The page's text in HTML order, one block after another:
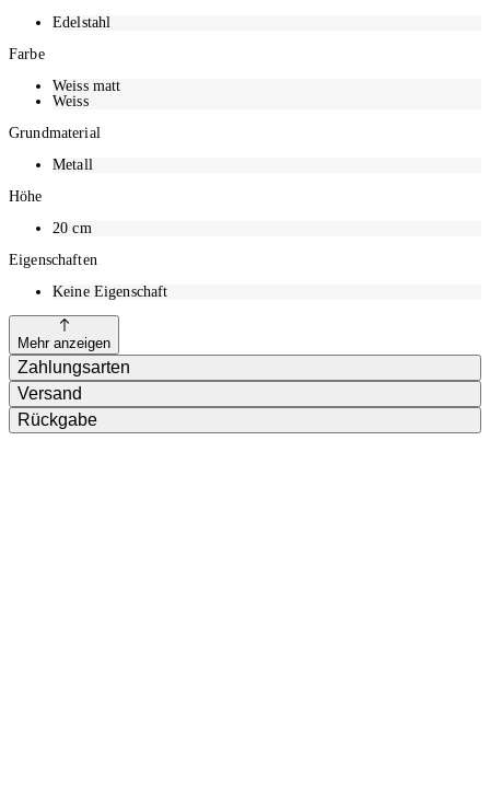
Edelstahl
Farbe
Weiss matt
Weiss
Grundmaterial
Metall
Höhe
20cm
Eigenschaften
Keine Eigenschaft
Mehr anzeigen
Zahlungsarten
Versand
Rückgabe